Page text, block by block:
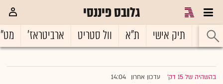
גלובס פיננסי
ראשי תיק אישי ת"א וול סטריט ארביטראז'
בהשהיה של 15 דק' |עדכון אחרון 14:04